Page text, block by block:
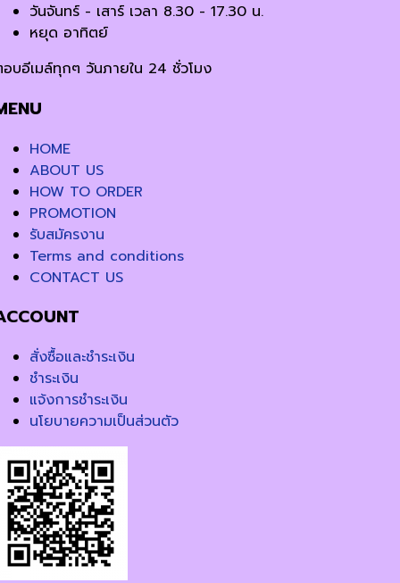
วันจันทร์ - เสาร์ เวลา 8.30 - 17.30 น.
หยุด อาทิตย์
บอีเมล์ทุกๆ วันภายใน 24 ชั่วโมง
HOME
ABOUT US
HOW TO ORDER
PROMOTION
รับสมัครงาน
Terms and conditions
CONTACT US
สั่งซื้อและชำระเงิน
ชำระเงิน
แจ้งการชำระเงิน
นโยบายความเป็นส่วนตัว